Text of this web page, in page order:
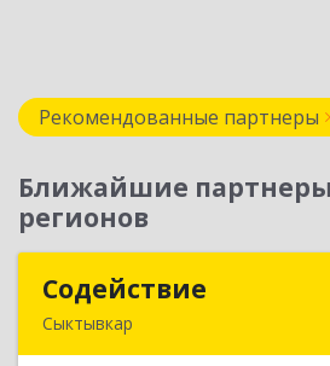
Рекомендованные партнеры
Ближайшие партнеры
регионов
Содействие
Сыктывкар